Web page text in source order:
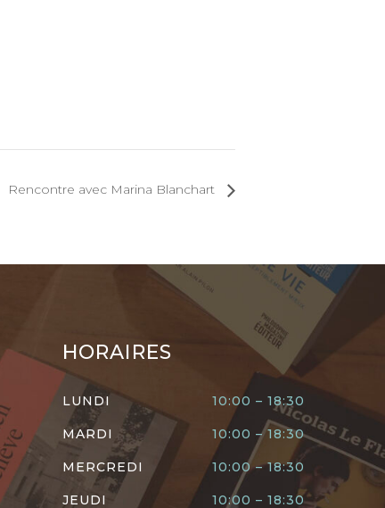
Rencontre avec Marina Blanchart
HORAIRES
LUNDI
MARDI
MERCREDI
JEUDI
10:00 – 18:30
10:00 – 18:30
10:00 – 18:30
10:00 – 18:30